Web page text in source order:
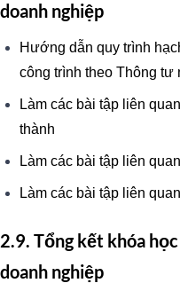
doanh nghiệp
Hướng dẫn quy trình
công trình theo Thông tư
Làm các bài tập liên
thành
Làm các bài tập liên
Làm các bài tập liên
2.9. Tổng kết khóa
doanh nghiệp